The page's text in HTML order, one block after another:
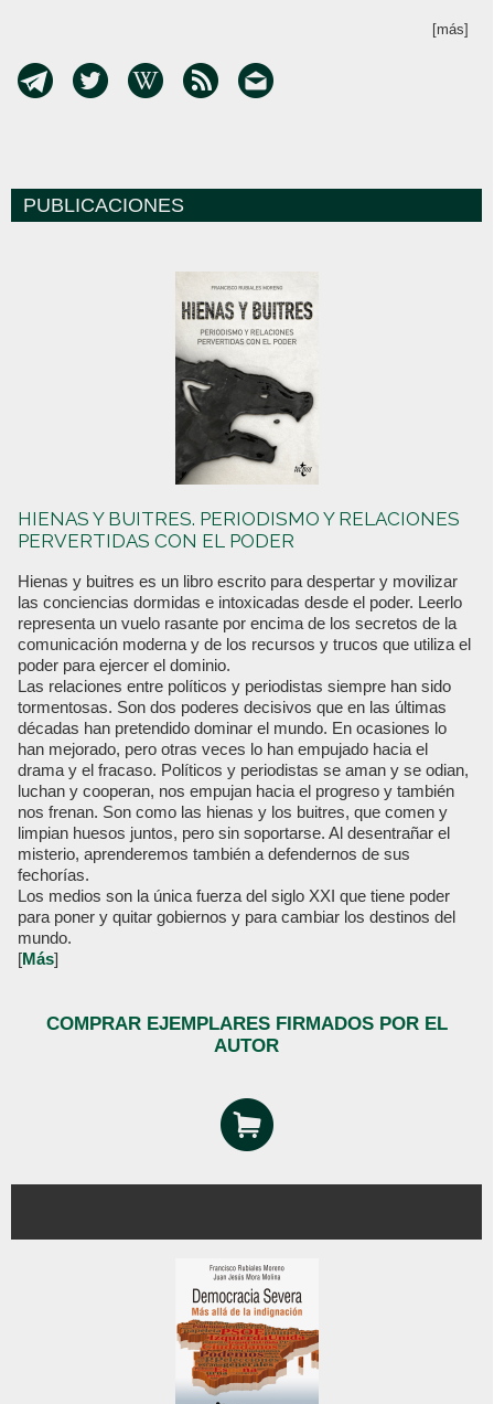
[más]
PUBLICACIONES
HIENAS Y BUITRES. PERIODISMO Y RELACIONES
PERVERTIDAS CON EL PODER
Hienas y buitres es un libro escrito para despertar y movilizar
las conciencias dormidas e intoxicadas desde el poder. Leerlo
representa un vuelo rasante por encima de los secretos de la
comunicación moderna y de los recursos y trucos que utiliza el
poder para ejercer el dominio.
Las relaciones entre políticos y periodistas siempre han sido
tormentosas. Son dos poderes decisivos que en las últimas
décadas han pretendido dominar el mundo. En ocasiones lo
han mejorado, pero otras veces lo han empujado hacia el
drama y el fracaso. Políticos y periodistas se aman y se odian,
luchan y cooperan, nos empujan hacia el progreso y también
nos frenan. Son como las hienas y los buitres, que comen y
limpian huesos juntos, pero sin soportarse. Al desentrañar el
misterio, aprenderemos también a defendernos de sus
fechorías.
Los medios son la única fuerza del siglo XXI que tiene poder
para poner y quitar gobiernos y para cambiar los destinos del
mundo.
[Más]
COMPRAR EJEMPLARES FIRMADOS POR EL
AUTOR